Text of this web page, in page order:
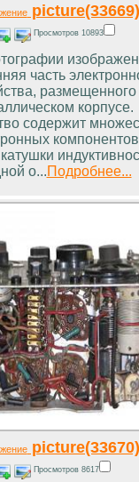
picture(33669)
Просмотров 10893
часть
размещенного
корпусе.
содержит
о...Подробнее...
picture(33670)
Просмотров 8617